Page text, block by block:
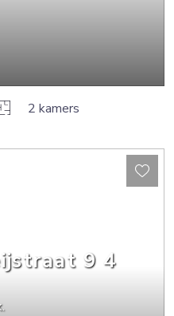
2 kamers
9 4